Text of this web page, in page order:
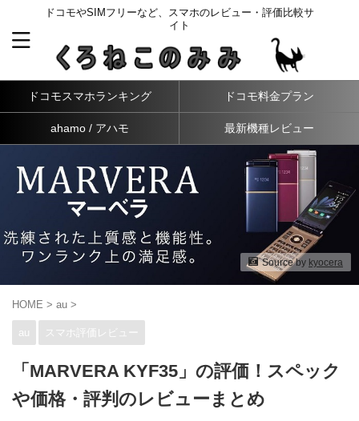
ドコモやSIMフリーなど、スマホのレビュー・評価比較サ
イト
ドコモスマホランキング ドコモ料金プラン
ahamo / アハモ 最新機種レビュー
Source by kyocera
HOME > au >
au スマホ評価レビュー
「MARVERA KYF35」の評価！スペック
や価格・評判のレビューまとめ